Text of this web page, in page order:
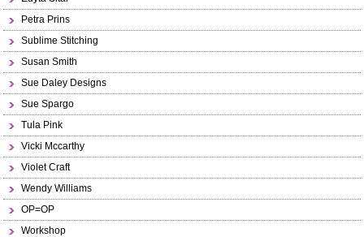
Petra Prins
Sublime Stitching
Susan Smith
Sue Daley Designs
Sue Spargo
Tula Pink
Vicki Mccarthy
Violet Craft
Wendy Williams
OP=OP
Workshop